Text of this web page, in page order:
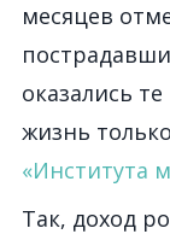
месяцев
оказались
жизнь
«Института
Так, доход